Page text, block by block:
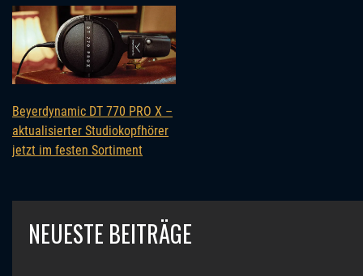
Beyerdynamic DT 770 PRO X –
aktualisierter Studiokopfhörer
jetzt im festen Sortiment
NEUESTE BEITRÄGE